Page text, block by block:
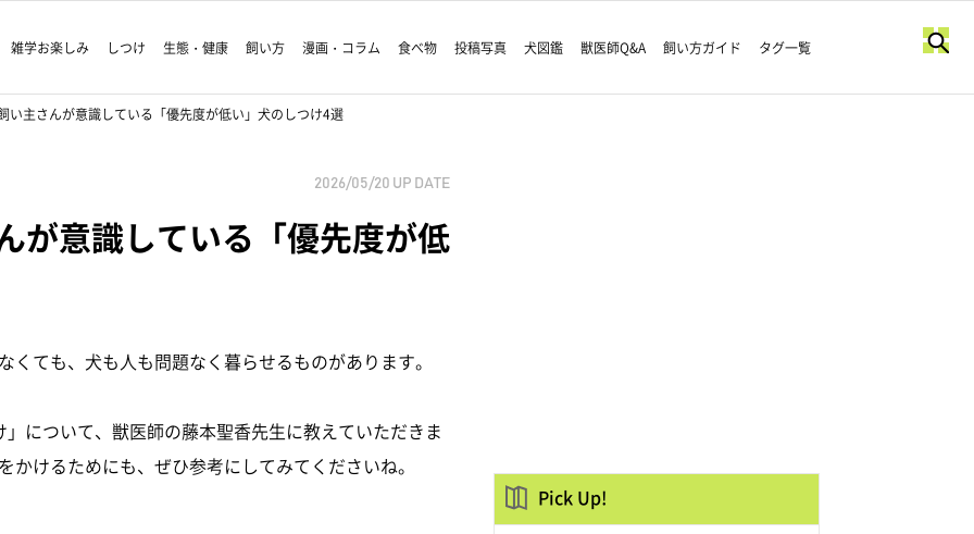
雑学お楽しみ しつけ 生態・健康 飼い方 漫画・コラム 食べ物 投稿写真 犬図鑑 獣医師Q&A 飼い方ガイド タグ一覧
い主さんが意識している「優先度が低い」犬のしつけ4選
2026/05/20 UP DATE
が意識している「優先度が低
ても、犬も人も問題なく暮らせるものがあります。
について、獣医師の藤本聖香先生に教えていただきま
けるためにも、ぜひ参考にしてみてくださいね。
Pick Up!